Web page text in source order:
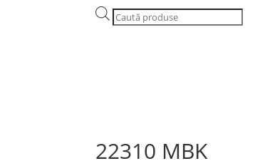
Products
search
22310 MBK